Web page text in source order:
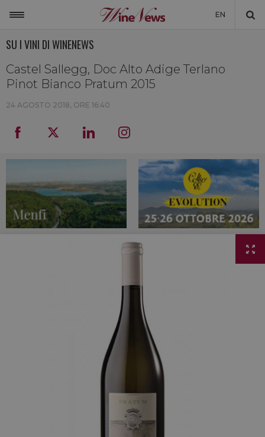
EN
MONDO
NON SOLO VINO
LA CANTINA DI WINENEWS
DICONO DI NOI
WINENEWS TV
SU I VINI DI WINENEWS
Castel Sallegg, Doc Alto Adige Terlano
Pinot Bianco Pratum 2015
24 AGOSTO 2018, ORE 16:40